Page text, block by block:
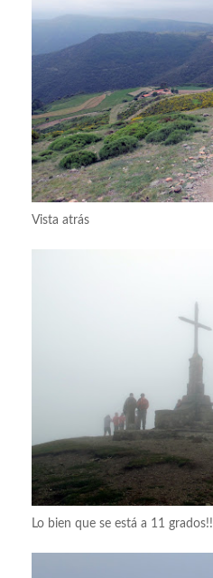
Vista atrás
Lo bien que se está a 11 grados!!